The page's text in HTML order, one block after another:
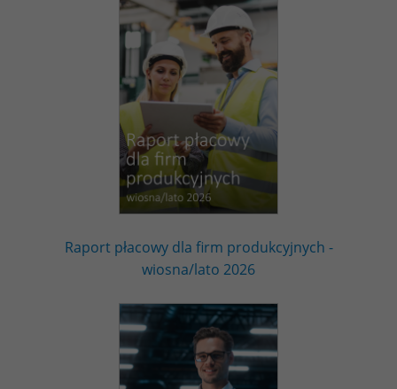
Raport płacowy dla firm produkcyjnych -
wiosna/lato 2026